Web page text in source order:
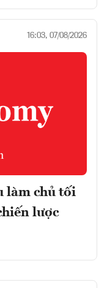
16:03, 07/08/2026
làm chủ tối
lược